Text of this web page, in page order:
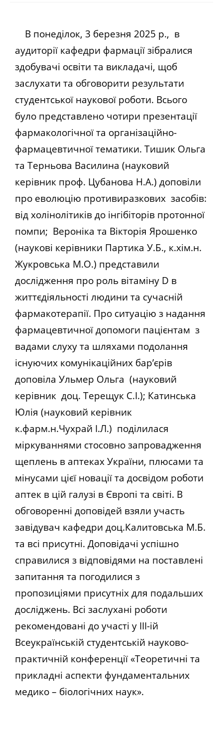
В понеділок, 3 березня 2025 р., в
аудиторії кафедри фармації зібралися
здобувачі освіти та викладачі, щоб
заслухати та обговорити результати
студентської наукової роботи. Всього
було представлено чотири презентації
фармакологічної та організаційно-
фармацевтичної тематики. Тишик Ольга
та Терньова Василина (науковий
керівник проф. Цубанова Н.А.) доповіли
про еволюцію противиразкових засобів:
від холінолітиків до інгібіторів протонної
помпи; Вероніка та Вікторія Ярошенко
(наукові керівники Партика У.Б., к.хім.н.
Жукровська М.О.) представили
дослідження про роль вітаміну D в
життєдіяльності людини та сучасній
фармакотерапії. Про ситуацію з надання
фармацевтичної допомоги пацієнтам з
вадами слуху та шляхами подолання
існуючих комунікаційних бар’єрів
доповіла Ульмер Ольга (науковий
керівник доц. Терещук С.І.); Катинська
Юлія (науковий керівник
к.фарм.н.Чухрай І.Л.) поділилася
міркуваннями стосовно запровадження
щеплень в аптеках України, плюсами та
мінусами цієї новації та досвідом роботи
аптек в цій галузі в Європі та світі. В
обговоренні доповідей взяли участь
завідувач кафедри доц.Калитовська М.Б.
та всі присутні. Доповідачі успішно
справилися з відповідями на поставлені
запитання та погодилися з
пропозиціями присутніх для подальших
досліджень. Всі заслухані роботи
рекомендовані до участі у ІІІ-ій
Всеукраїнській студентській науково-
практичній конференції «Теоретичні та
прикладні аспекти фундаментальних
медико – біологічних наук».